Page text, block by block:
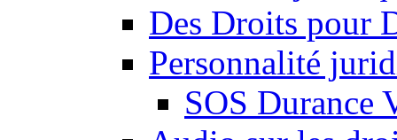
Des Droits pour
Personnalité
SOS Durance